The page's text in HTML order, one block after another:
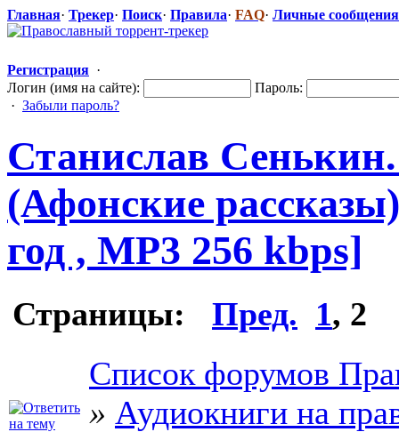
Главная· Трекер· Поиск· Правила· FAQ· Личные сообщения
Регистрация ·
Логин (имя на сайте):
Пароль:
· Забыли пароль?
Станислав
(Афонские
год , MP3 256 kbps]
Страницы: Пред. 1, 2
Список форумов
» Аудиокниги на